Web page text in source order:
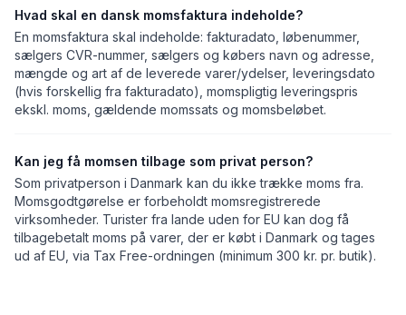
Hvad skal en dansk momsfaktura indeholde?
En momsfaktura skal indeholde: fakturadato, løbenummer,
sælgers CVR-nummer, sælgers og købers navn og adresse,
mængde og art af de leverede varer/ydelser, leveringsdato
(hvis forskellig fra fakturadato), momspligtig leveringspris
ekskl. moms, gældende momssats og momsbeløbet.
Kan jeg få momsen tilbage som privat person?
Som privatperson i Danmark kan du ikke trække moms fra.
Momsgodtgørelse er forbeholdt momsregistrerede
virksomheder. Turister fra lande uden for EU kan dog få
tilbagebetalt moms på varer, der er købt i Danmark og tages
ud af EU, via Tax Free-ordningen (minimum 300 kr. pr. butik).